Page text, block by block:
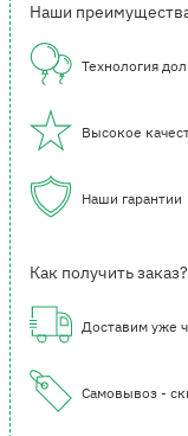
Наши
Технология
Высокое
Наши гарантии
Как получить заказ?
Доставим уже
Самовывоз -